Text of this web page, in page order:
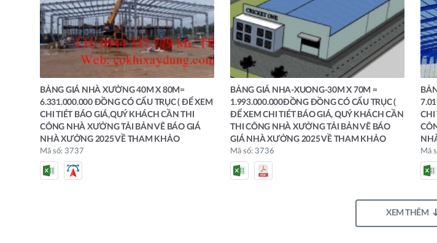
BẢNG GIÁ NHÀ XƯỞNG 40M X 80M=
6.331.000.000 ĐỒNG CÓ CẨU TRỤC ( ĐỂ XEM
CHI TIÉT BÁO GIÁ,QUÝ KHÁCH CẦN THI
CÔNG NHÀ XƯỞNG TẢI BẢN VẼ BÁO GIÁ
NHÀ XƯỞNG 2025 VỀ THAM KHẢO
Mã số: 3737
BẢNG GIÁ NHA-XUONG-30M X 70M =
1.993.000.000ĐỒNG ĐỒNG CÓ CẨU TRỤC (
ĐỂ XEM CHI TIÉT BÁO GIÁ, QUÝ KHÁCH CẦN
THI CÔNG NHÀ XƯỞNG TẢI BẢN VẼ BÁO
GIÁ NHÀ XƯỞNG 2025 VỀ THAM KHẢO
Mã số: 3736
CHI
Mã
XEM THÊM